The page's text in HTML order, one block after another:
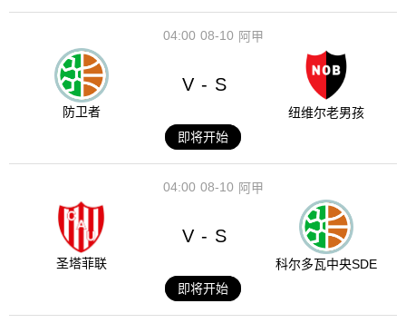
08-10
04:00 阿甲
防卫者
V - S
纽维尔老男孩
即将开始
08-10
04:00 阿甲
圣塔菲联
V - S
科尔多瓦中央SDE
即将开始